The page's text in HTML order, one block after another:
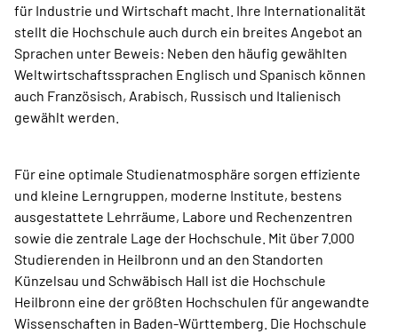
für Industrie und Wirtschaft macht. Ihre Internationalität
stellt die Hochschule auch durch ein breites Angebot an
Sprachen unter Beweis: Neben den häufig gewählten
Weltwirtschaftssprachen Englisch und Spanisch können
auch Französisch, Arabisch, Russisch und Italienisch
gewählt werden.
Für eine optimale Studienatmosphäre sorgen effiziente
und kleine Lerngruppen, moderne Institute, bestens
ausgestattete Lehrräume, Labore und Rechenzentren
sowie die zentrale Lage der Hochschule. Mit über 7.000
Studierenden in Heilbronn und an den Standorten
Künzelsau und Schwäbisch Hall ist die Hochschule
Heilbronn eine der größten Hochschulen für angewandte
Wissenschaften in Baden-Württemberg. Die Hochschule